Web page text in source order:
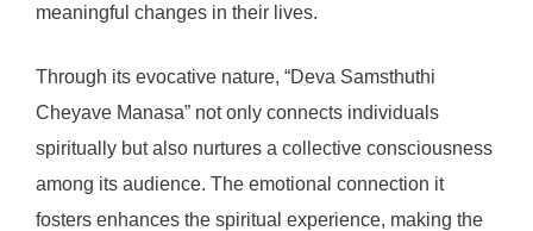
meaningful changes in their lives.
Through its evocative nature, “Deva Samsthuthi
Cheyave Manasa” not only connects individuals
spiritually but also nurtures a collective consciousness
among its audience. The emotional connection it
fosters enhances the spiritual experience, making the